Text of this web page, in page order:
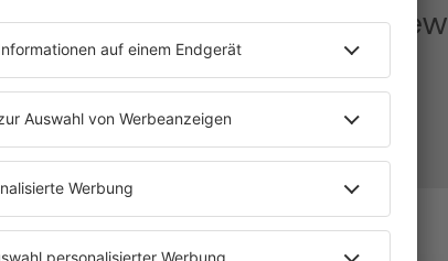
Hört euch das ganze Interview
mit Delta Goodrem an!